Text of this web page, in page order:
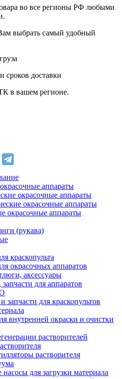
во все регионы РФ любыми
выбрать самый удобный
сроков доставки
в вашем регионе.
аппараты
окрасочные аппараты
окрасочные аппараты
окрасочные аппараты
(рукава)
краскопульта
окрасочных аппаратов
аксессуары
для аппаратов
запчасти для краскопультов
внутренней окраски и очистки
растворителей
растворителя
для загрузки материала